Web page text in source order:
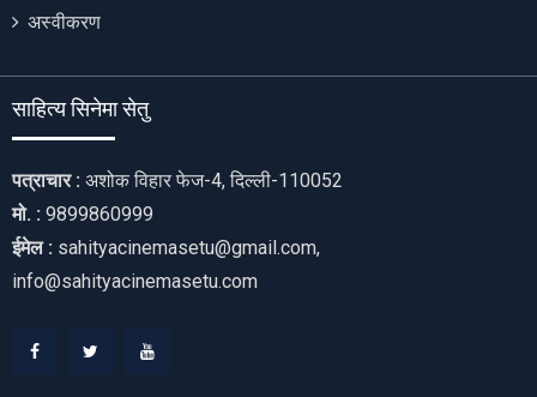
अस्वीकरण
साहित्य सिनेमा सेतु
पत्राचार : अशोक विहार फेज-4, दिल्ली-110052
मो. : 9899860999
ईमेल : sahityacinemasetu@gmail.com,
info@sahityacinemasetu.com